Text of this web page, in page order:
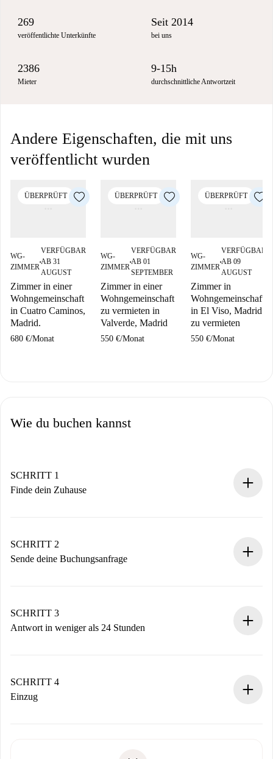
269
veröffentlichte Unterkünfte
Seit 2014
bei uns
2386
Mieter
9-15h
durchschnittliche Antwortzeit
Andere Eigenschaften, die mit uns
veröffentlicht wurden
ÜBERPRÜFT
WG-
ZIMMER
■
VERFÜGBAR
AB 31
AUGUST
Zimmer in einer
Wohngemeinschaft
in Cuatro Caminos,
Madrid.
680 €/Monat
ÜBERPRÜFT
WG-
ZIMMER
■
VERFÜGBAR
AB 01
SEPTEMBER
Zimmer in einer
Wohngemeinschaft
zu vermieten in
Valverde, Madrid
550 €/Monat
ÜBERPRÜFT
WG-
ZIMMER
■
VERFÜGBAR
AB 09
AUGUST
Zimmer in
Wohngemeinschaft
in El Viso, Madrid
zu vermieten
550 €/Monat
Wie du buchen kannst
SCHRITT 1
Finde dein Zuhause
Du erhältst alle notwendigen Informationen im Voraus.
SCHRITT 2
Sende deine Buchungsanfrage
Denk daran, dass wir dich erst belasten, wenn der
Vermieter zustimmt.
SCHRITT 3
Antwort in weniger als 24 Stunden
stellen den Kontakt her.
Wenn der Vermieter ablehnen muss, entstehen keine
SCHRITT 4
Einzug